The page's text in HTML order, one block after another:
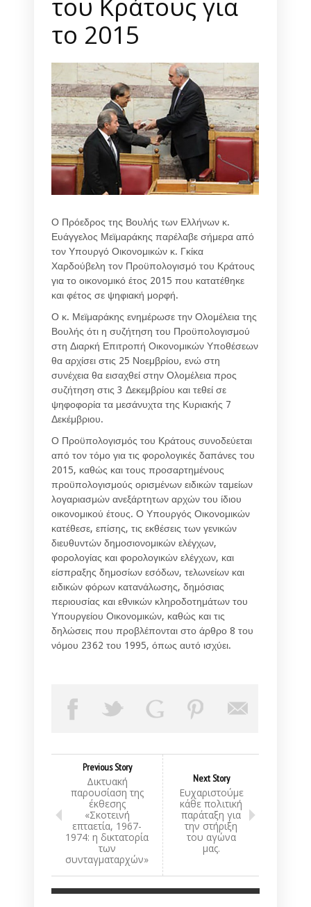
το 2015
Ο Πρόεδρος της Βουλής των Ελλήνων κ.
Ευάγγελος Μεϊμαράκης παρέλαβε σήμερα από
τον Υπουργό Οικονομικών κ. Γκίκα
Χαρδούβελη τον Προϋπολογισμό του Κράτους
για το οικονομικό έτος 2015 που κατατέθηκε
και φέτος σε ψηφιακή μορφή.
Ο κ. Μεϊμαράκης ενημέρωσε την Ολομέλεια της
Βουλής ότι η συζήτηση του Προϋπολογισμού
στη Διαρκή Επιτροπή Οικονομικών Υποθέσεων
θα αρχίσει στις 25 Νοεμβρίου, ενώ στη
συνέχεια θα εισαχθεί στην Ολομέλεια προς
συζήτηση στις 3 Δεκεμβρίου και τεθεί σε
ψηφοφορία τα μεσάνυχτα της Κυριακής 7
Δεκέμβριου.
Ο Προϋπολογισμός του Κράτους συνοδεύεται
από τον τόμο για τις φορολογικές δαπάνες του
2015, καθώς και τους προσαρτημένους
προϋπολογισμούς ορισμένων ειδικών ταμείων
λογαριασμών ανεξάρτητων αρχών του ίδιου
οικονομικού έτους. Ο Υπουργός Οικονομικών
κατέθεσε, επίσης, τις εκθέσεις των γενικών
διευθυντών δημοσιονομικών ελέγχων,
φορολογίας και φορολογικών ελέγχων, και
είσπραξης δημοσίων εσόδων, τελωνείων και
ειδικών φόρων κατανάλωσης, δημόσιας
περιουσίας και εθνικών κληροδοτημάτων του
Υπουργείου Οικονομικών, καθώς και τις
δηλώσεις που προβλέπονται στο άρθρο 8 του
νόμου 2362 του 1995, όπως αυτό ισχύει.
Previous Story
Δικτυακή
παρουσίαση της
έκθεσης
«Σκοτεινή
επταετία, 1967-
1974: η δικτατορία
των
συνταγματαρχών»
Next Story
Ευχαριστούμε
κάθε πολιτική
παράταξη για
την στήριξη
του αγώνα
μας.